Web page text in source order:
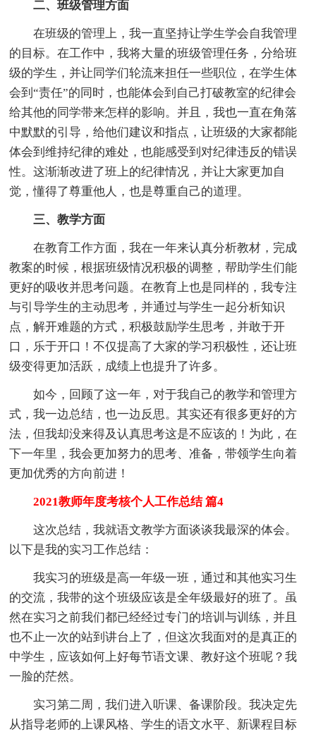
二、班级管理方面
在班级的管理上，我一直坚持让学生学会自我管理
的目标。在工作中，我将大量的班级管理任务，分给班
级的学生，并让同学们轮流来担任一些职位，在学生体
会到“责任”的同时，也能体会到自己打破教室的纪律会
给其他的同学带来怎样的影响。并且，我也一直在角落
中默默的引导，给他们建议和指点，让班级的大家都能
体会到维持纪律的难处，也能感受到对纪律违反的错误
性。这渐渐改进了班上的纪律情况，并让大家更加自
觉，懂得了尊重他人，也是尊重自己的道理。
三、教学方面
在教育工作方面，我在一年来认真分析教材，完成
教案的时候，根据班级情况积极的调整，帮助学生们能
更好的吸收并思考问题。在教育上也是同样的，我专注
与引导学生的主动思考，并通过与学生一起分析知识
点，解开难题的方式，积极鼓励学生思考，并敢于开
口，乐于开口！不仅提高了大家的学习积极性，还让班
级变得更加活跃，成绩上也提升了许多。
如今，回顾了这一年，对于我自己的教学和管理方
式，我一边总结，也一边反思。其实还有很多更好的方
法，但我却没来得及认真思考这是不应该的！为此，在
下一年里，我会更加努力的思考、准备，带领学生向着
更加优秀的方向前进！
2021教师年度考核个人工作总结 篇4
这次总结，我就语文教学方面谈谈我最深的体会。
以下是我的实习工作总结：
我实习的班级是高一年级一班，通过和其他实习生
的交流，我带的这个班级应该是全年级最好的班了。虽
然在实习之前我们都已经经过专门的培训与训练，并且
也不止一次的站到讲台上了，但这次我面对的是真正的
中学生，应该如何上好每节语文课、教好这个班呢？我
一脸的茫然。
实习第二周，我们进入听课、备课阶段。我决定先
从指导老师的上课风格、学生的语文水平、新课程目标